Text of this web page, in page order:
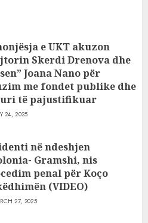
e UKT akuzon
Skerdi Drenova dhe
Joana Nano për
me fondet publike dhe
të pajustifikuar
24, 2025
në ndeshjen
Gramshi, nis
penal për Koço
(VIDEO)
27, 2025